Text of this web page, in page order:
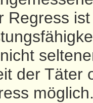
Regress
der Täter